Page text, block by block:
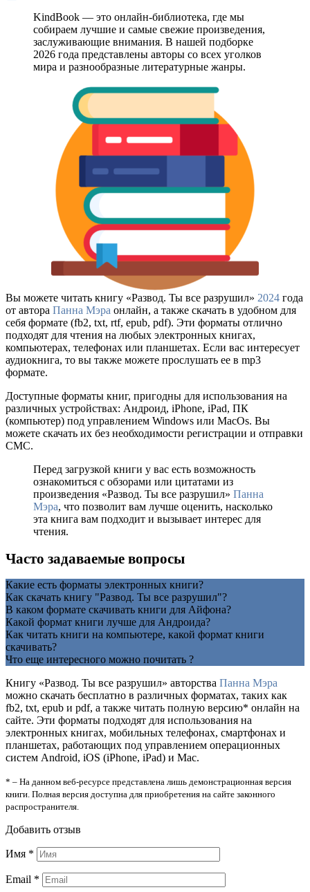
KindBook — это онлайн-библиотека, где мы
собираем лучшие и самые свежие произведения,
заслуживающие внимания. В нашей подборке
2026 года представлены авторы со всех уголков
мира и разнообразные литературные жанры.
Вы можете читать книгу «Развод. Ты все разрушил» 2024 года
от автора Панна Мэра онлайн, а также скачать в удобном для
себя формате (fb2, txt, rtf, epub, pdf). Эти форматы отлично
подходят для чтения на любых электронных книгах,
компьютерах, телефонах или планшетах. Если вас интересует
аудиокнига, то вы также можете прослушать ее в mp3
формате.
Доступные форматы книг, пригодны для использования на
различных устройствах: Андроид, iPhone, iPad, ПК
(компьютер) под управлением Windows или MacOs. Вы
можете скачать их без необходимости регистрации и отправки
СМС.
Перед загрузкой книги у вас есть возможность
ознакомиться с обзорами или цитатами из
произведения «Развод. Ты все разрушил» Панна
Мэра, что позволит вам лучше оценить, насколько
эта книга вам подходит и вызывает интерес для
чтения.
Часто задаваемые вопросы
Какие есть форматы электронных книги?
Как скачать книгу "Развод. Ты все разрушил"?
В каком формате скачивать книги для Айфона?
Какой формат книги лучше для Андроида?
Как читать книги на компьютере, какой формат книги
скачивать?
Что еще интересного можно почитать ?
Книгу «Развод. Ты все разрушил» авторства Панна Мэра
можно скачать бесплатно в различных форматах, таких как
fb2, txt, epub и pdf, а также читать полную версию* онлайн на
сайте. Эти форматы подходят для использования на
электронных книгах, мобильных телефонах, смартфонах и
планшетах, работающих под управлением операционных
систем Android, iOS (iPhone, iPad) и Mac.
* – На данном веб-ресурсе представлена лишь демонстрационная версия
книги. Полная версия доступна для приобретения на сайте законного
распространителя.
Добавить отзыв
Имя *
Email *